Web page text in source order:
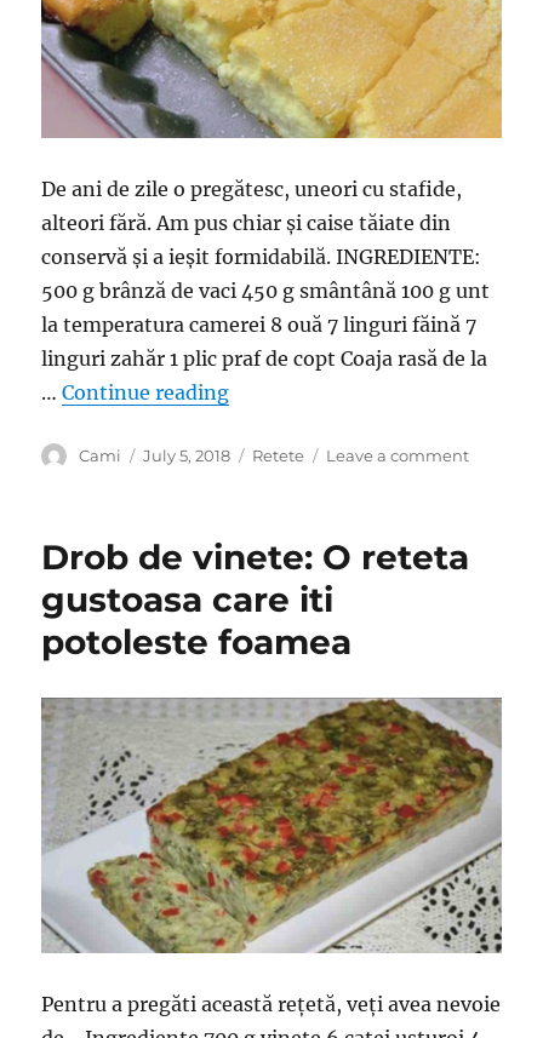
De ani de zile o pregătesc, uneori cu stafide,
alteori fără. Am pus chiar și caise tăiate din
conservă și a ieșit formidabilă. INGREDIENTE:
500 g brânză de vaci 450 g smântână 100 g unt
la temperatura camerei 8 ouă 7 linguri făină 7
linguri zahăr 1 plic praf de copt Coaja rasă de la
…Continue reading“Va ieși o prăjitură delicioasă:
Author
Cami
Posted
July 5, 2018 Categories
Retete Leave a commenton
totul
într-
un
vas,
apoi
puneti
la
cuptor.
Drob de vinete: O reteta
gustoasa care iti
potoleste foamea
Pentru a pregăti această rețetă, veți avea nevoie